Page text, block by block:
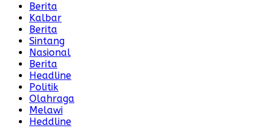
Berita
Kalbar
Berita
Sintang
Nasional
Berita
Headline
Politik
Olahraga
Melawi
Heddline